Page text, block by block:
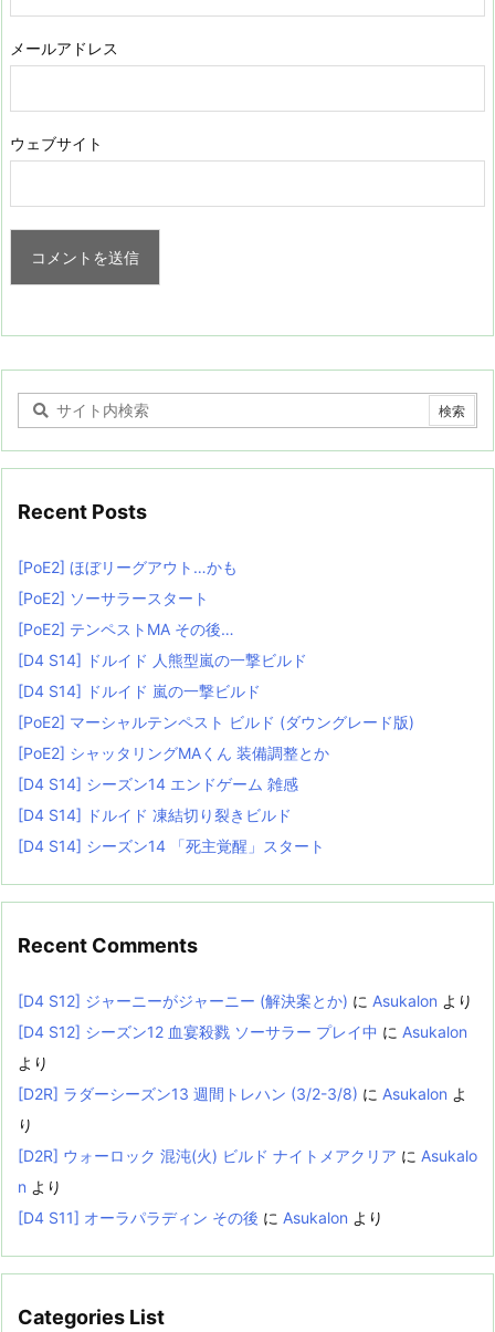
メールアドレス
ウェブサイト
Recent Posts
[PoE2] ほぼリーグアウト…かも
[PoE2] ソーサラースタート
[PoE2] テンペストMA その後…
[D4 S14] ドルイド 人熊型嵐の一撃ビルド
[D4 S14] ドルイド 嵐の一撃ビルド
[PoE2] マーシャルテンペスト ビルド (ダウングレード版)
[PoE2] シャッタリングMAくん 装備調整とか
[D4 S14] シーズン14 エンドゲーム 雑感
[D4 S14] ドルイド 凍結切り裂きビルド
[D4 S14] シーズン14 「死主覚醒」スタート
Recent Comments
[D4 S12] ジャーニーがジャーニー (解決案とか) に Asukalon より
[D4 S12] シーズン12 血宴殺戮 ソーサラー プレイ中 に Asukalon
より
[D2R] ラダーシーズン13 週間トレハン (3/2-3/8) に Asukalon よ
り
[D2R] ウォーロック 混沌(火) ビルド ナイトメアクリア に Asukalo
n より
[D4 S11] オーラパラディン その後 に Asukalon より
Categories List